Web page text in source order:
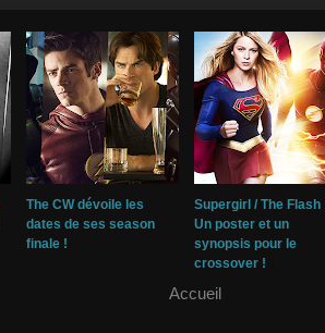
The CW dévoile les
dates de ses season
finale !
Supergirl / The Flash
Un poster et un
synopsis pour le
crossover !
Accueil